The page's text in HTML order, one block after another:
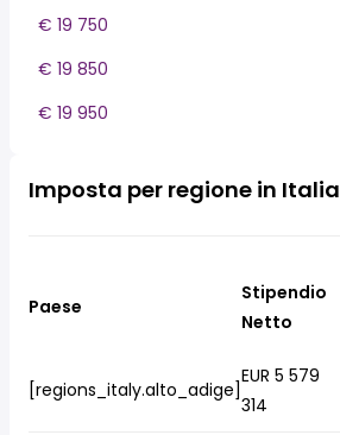
€ 19 750
€ 19 850
€ 19 950
Imposta per regione in Italia
Paese
Stipendio
Netto
[regions_italy.alto_adige]
EUR 5 579
314